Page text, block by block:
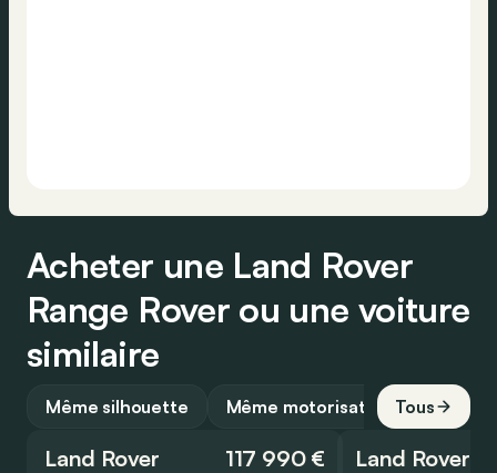
Acheter une Land Rover
Range Rover ou une voiture
similaire
Même silhouette Même motorisation Tous
Land Rover
117 990 €
Land Rover